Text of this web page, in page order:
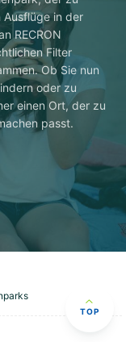
Ausflüge in der
RECRON
Filter
Ob Sie nun
oder zu
einen Ort, der zu
passt.
TOP